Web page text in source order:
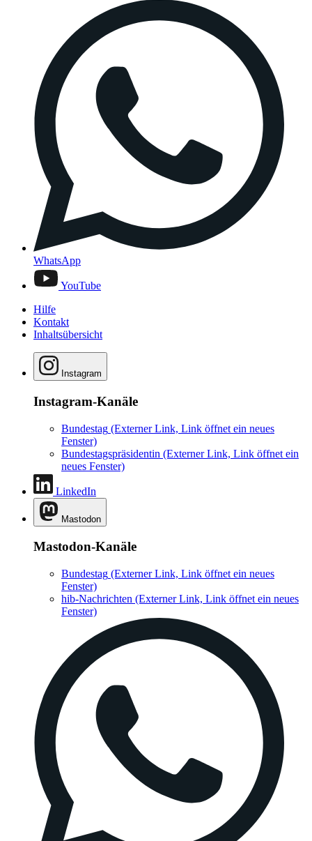
WhatsApp
YouTube
Hilfe
Kontakt
Inhaltsübersicht
Instagram
Instagram-Kanäle
Bundestag (Externer Link, Link öffnet ein neues
Fenster)
Bundestagspräsidentin (Externer Link, Link öffnet ein
neues Fenster)
LinkedIn
Mastodon
Mastodon-Kanäle
Bundestag (Externer Link, Link öffnet ein neues
Fenster)
hib-Nachrichten (Externer Link, Link öffnet ein neues
Fenster)